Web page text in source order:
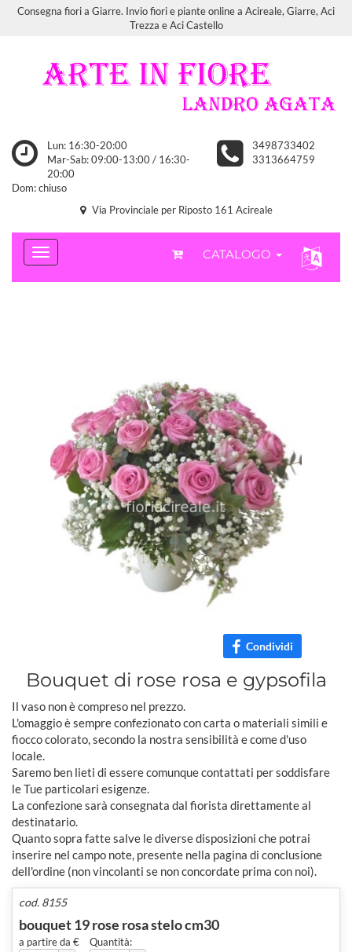
Consegna fiori a Giarre. Invio fiori e piante online a Acireale, Giarre, Aci
Trezza e Aci Castello
Lun: 16:30-20:00
Mar-Sab: 09:00-13:00 / 16:30-
20:00
Dom: chiuso
3498733402
3313664759
Via Provinciale per Riposto 161 Acireale
CATALOGO
Condividi
Bouquet di rose rosa e gypsofila
Il vaso non è compreso nel prezzo.
L'omaggio è sempre confezionato con carta o materiali simili e
fiocco colorato, secondo la nostra sensibilità e come d'uso
locale.
Saremo ben lieti di essere comunque contattati per soddisfare
le Tue particolari esigenze.
La confezione sarà consegnata dal fiorista direttamente al
destinatario.
Quanto sopra fatte salve le diverse disposizioni che potrai
inserire nel campo note, presente nella pagina di conclusione
dell'ordine (non vincolanti se non concordate prima con noi).
cod. 8155
bouquet 19 rose rosa stelo cm30
a partire da € Quantità: